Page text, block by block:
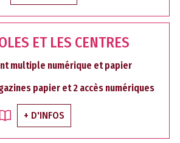
ET LES CENTRES
multiple numérique et papier
papier et 2 accès numériques
+ D'INFOS